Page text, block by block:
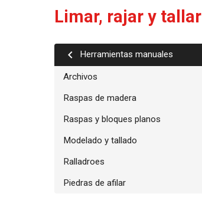
Limar, rajar y tallar
Herramientas manuales
Archivos
Raspas de madera
Raspas y bloques planos
Modelado y tallado
Ralladroes
Piedras de afilar